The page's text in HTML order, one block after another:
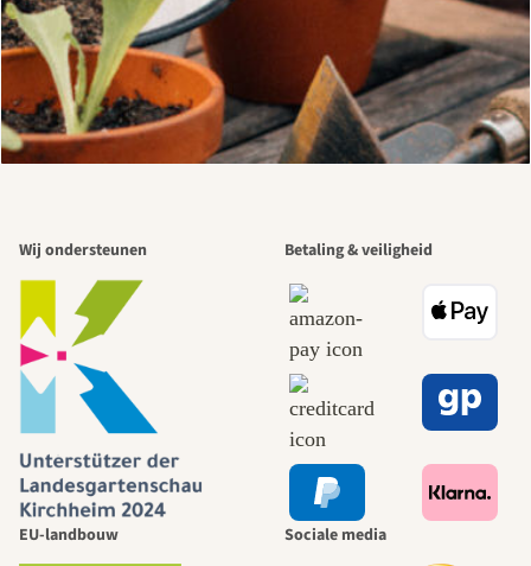
Wij ondersteunen Betaling & veiligheid
EU-landbouw Sociale media